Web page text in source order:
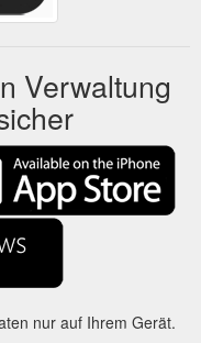
Verwaltung
nur auf Ihrem Gerät.